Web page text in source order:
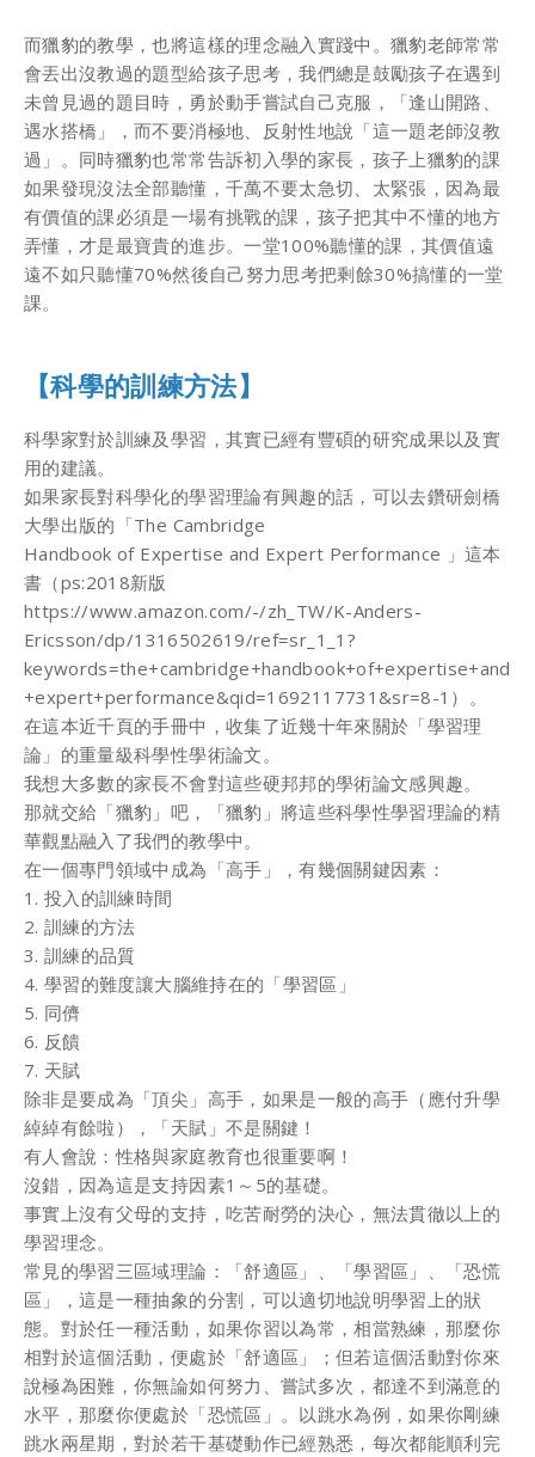
⽽獵豹的教學，也將這樣的理念融⼊實踐中。獵豹⽼師常常
會丟出沒教過的題型給孩⼦思考，我們總是⿎勵孩⼦在遇到
未曾⾒過的題⽬時，勇於動⼿嘗試⾃⼰克服，「逢⼭開路、
遇⽔搭橋」，⽽不要消極地、反射性地說「這⼀題⽼師沒教
過」。同時獵豹也常常告訴初⼊學的家⻑，孩⼦上獵豹的課
如果發現沒法全部聽懂，千萬不要太急切、太緊張，因為最
有價值的課必須是⼀場有挑戰的課，孩⼦把其中不懂的地⽅
弄懂，才是最寶貴的進步。⼀堂100%聽懂的課，其價值遠
遠不如只聽懂70%然後⾃⼰努⼒思考把剩餘30%搞懂的⼀堂
課。
【科學的訓練⽅法】
科學家對於訓練及學習，其實已經有豐碩的研究成果以及實
⽤的建議。
如果家⻑對科學化的學習理論有興趣的話，可以去鑽研劍橋
⼤學出版的「The Cambridge
Handbook of Expertise and Expert Performance 」這本
書（ps:2018新版
https://www.amazon.com/-/zh_TW/K-Anders-
Ericsson/dp/1316502619/ref=sr_1_1?
keywords=the+cambridge+handbook+of+expertise+and
+expert+performance&qid=1692117731&sr=8-1 ）。
在這本近千⾴的⼿冊中，收集了近幾⼗年來關於「學習理
論」的重量級科學性學術論⽂。
我想⼤多數的家⻑不會對這些硬邦邦的學術論⽂感興趣。
那就交給「獵豹」吧，「獵豹」將這些科學性學習理論的精
華觀點融⼊了我們的教學中。
在⼀個專⾨領域中成為「⾼⼿」，有幾個關鍵因素：
1. 投⼊的訓練時間
2. 訓練的⽅法
3. 訓練的品質
4. 學習的難度讓⼤腦維持在的「學習區」
5. 同儕
6. 反饋
7. 天賦
除⾮是要成為「頂尖」⾼⼿，如果是⼀般的⾼⼿（應付升學
綽綽有餘啦），「天賦」不是關鍵！
有⼈會說：性格與家庭教育也很重要啊！
沒錯，因為這是⽀持因素1～5的基礎。
事實上沒有⽗⺟的⽀持，吃苦耐勞的決⼼，無法貫徹以上的
學習理念。
常⾒的學習三區域理論：「舒適區」、「學習區」、「恐慌
區」，這是⼀種抽象的分割，可以適切地說明學習上的狀
態。對於任⼀種活動，如果你習以為常，相當熟練，那麼你
相對於這個活動，便處於「舒適區」；但若這個活動對你來
說極為困難，你無論如何努⼒、嘗試多次，都達不到滿意的
⽔平，那麼你便處於「恐慌區」。以跳⽔為例，如果你剛練
跳⽔兩星期，對於若⼲基礎動作已經熟悉，每次都能順利完